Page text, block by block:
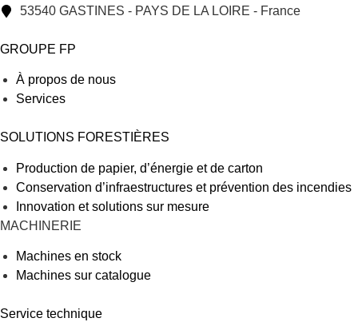
53540 GASTINES - PAYS DE LA LOIRE - France
GROUPE FP
À propos de nous
Services
SOLUTIONS FORESTIÈRES
Production de papier, d’énergie et de carton
Conservation d’infraestructures et prévention des incendies
Innovation et solutions sur mesure
MACHINERIE
Machines en stock
Machines sur catalogue
Service technique